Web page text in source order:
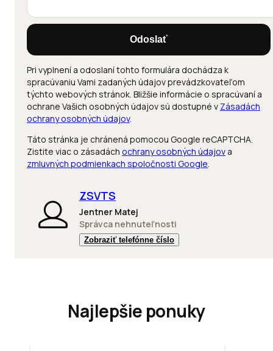
Odoslať
Pri vyplnení a odoslaní tohto formulára dochádza k
spracúvaniu Vami zadaných údajov prevádzkovateľom
týchto webových stránok. Bližšie informácie o spracúvaní a
ochrane Vašich osobných údajov sú dostupné v Zásadách
ochrany osobných údajov.
Táto stránka je chránená pomocou Google reCAPTCHA.
Zistite viac o zásadách ochrany osobných údajov a
zmluvných podmienkach spoločnosti Google.
ZSVTS
Jentner Matej
Správca nehnuteľnosti
Zobraziť telefónne číslo
Najlepšie ponuky